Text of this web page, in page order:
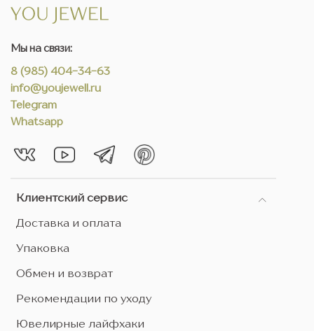
Мы на связи:
8 (985) 404-34-63
info@youjewell.ru
Telegram
Whatsapp
Клиентский сервис
Доставка и оплата
Упаковка
Обмен и возврат
Рекомендации по уходу
Ювелирные лайфхаки